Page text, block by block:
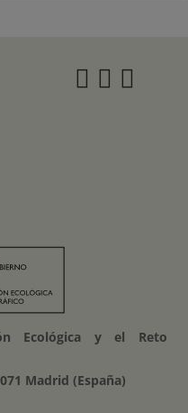
Ecológica y el Reto
Madrid (España)